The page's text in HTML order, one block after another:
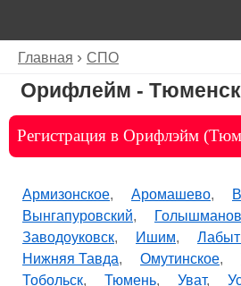
Главная СПО
Орифлейм -
Регистрация в Орифлэйм
Армизонское Аромашево
Вынгапуровский
Заводоуковск
Ишим
Нижняя Тавда
Омутинское
Тобольск
Тюмень Уват